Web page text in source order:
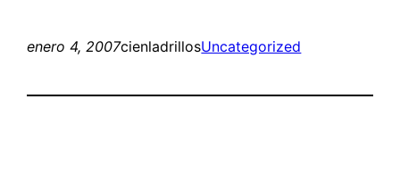
enero 4, 2007cienladrillosUncategorized